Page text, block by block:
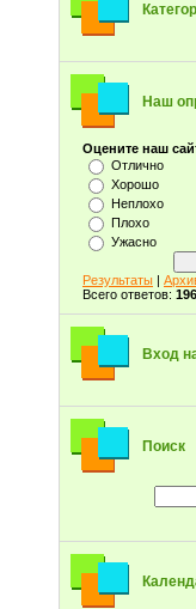
Наш
Оцените наш
Отлично
Хорошо
Неплохо
Плохо
Ужасно
Результаты |
Всего ответов: 196
Вход
Поиск